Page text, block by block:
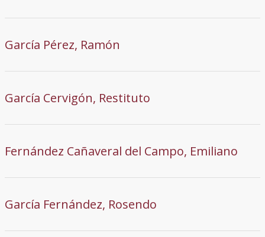
García Pérez, Ramón
García Cervigón, Restituto
Fernández Cañaveral del Campo, Emiliano
García Fernández, Rosendo